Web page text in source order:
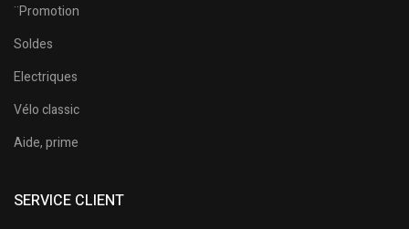
¨Promotion
Soldes
Electriques
Vélo classic
Aide, prime
SERVICE CLIENT